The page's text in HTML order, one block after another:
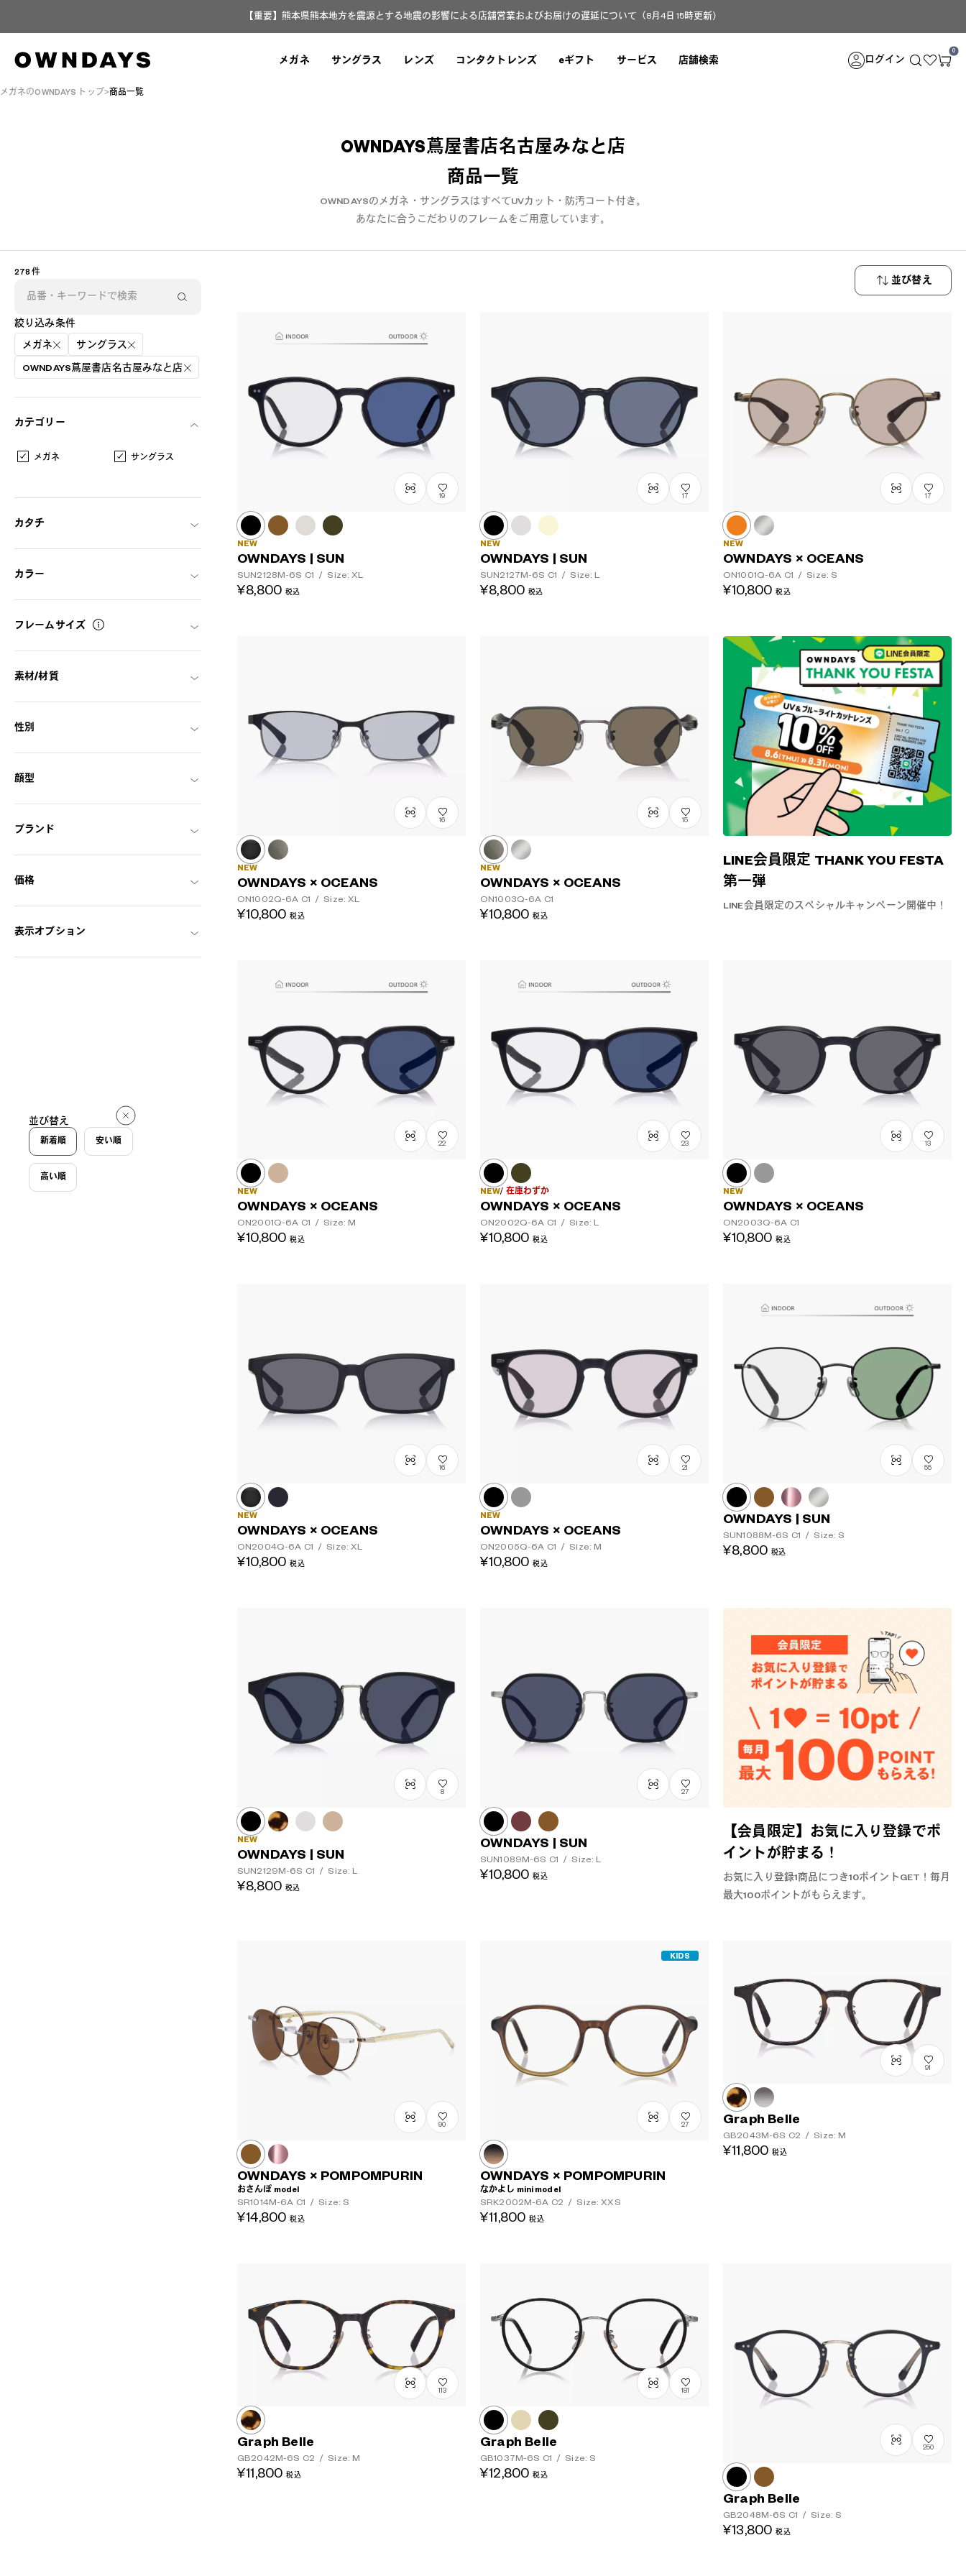
【重要】熊本県熊本地方を震源とする地震の影響による店舗営業およびお届けの遅延について（8月4日 15時更新）
メガネ サングラス レンズ コンタクトレンズ eギフト サービス 店舗検索 ログイン
0
メガネのOWNDAYS トップ 商品一覧
OWNDAYS蔦屋書店名古屋みなと店
商品一覧
OWNDAYSのメガネ・サングラスはすべてUVカット・防汚コート付き。
あなたに合うこだわりのフレームをご用意しています。
278 件
絞り込み条件
メガネ サングラス
OWNDAYS蔦屋書店名古屋みなと店
カテゴリー
メガネ サングラス
カタチ
カラー
フレームサイズ
素材/材質
性別
顔型
ブランド
価格
表示オプション
並び替え
新着順 安い順
高い順
並び替え
【会員限定】お気に入り登録でポ
イントが貯まる！
お気に入り登録1商品につき10ポイントGET！毎月
最大100ポイントがもらえます。
LINE会員限定 THANK YOU FESTA
第一弾
LINE会員限定のスペシャルキャンペーン開催中！
19
NEW
OWNDAYS | SUN
SUN2128M-6S C1 / Size: XL
¥8,800 税込
17
NEW
OWNDAYS | SUN
SUN2127M-6S C1 / Size: L
¥8,800 税込
17
NEW
OWNDAYS × OCEANS
ON1001Q-6A C1 / Size: S
¥10,800 税込
16
NEW
OWNDAYS × OCEANS
ON1002Q-6A C1 / Size: XL
¥10,800 税込
15
NEW
OWNDAYS × OCEANS
ON1003Q-6A C1
¥10,800 税込
22
NEW
OWNDAYS × OCEANS
ON2001Q-6A C1 / Size: M
¥10,800 税込
23
NEW 在庫わずか
OWNDAYS × OCEANS
ON2002Q-6A C1 / Size: L
¥10,800 税込
13
NEW
OWNDAYS × OCEANS
ON2003Q-6A C1
¥10,800 税込
16
NEW
OWNDAYS × OCEANS
ON2004Q-6A C1 / Size: XL
¥10,800 税込
21
NEW
OWNDAYS × OCEANS
ON2005Q-6A C1 / Size: M
¥10,800 税込
55
OWNDAYS | SUN
SUN1088M-6S C1 / Size: S
¥8,800 税込
8
NEW
OWNDAYS | SUN
SUN2129M-6S C1 / Size: L
¥8,800 税込
27
OWNDAYS | SUN
SUN1089M-6S C1 / Size: L
¥10,800 税込
90
OWNDAYS × POMPOMPURIN
おさんぽ model
SR1014M-6A C1 / Size: S
¥14,800 税込
KIDS
27
OWNDAYS × POMPOMPURIN
なかよし mini model
SRK2002M-6A C2 / Size: XXS
¥11,800 税込
91
Graph Belle
GB2043M-6S C2 / Size: M
¥11,800 税込
113
Graph Belle
GB2042M-6S C2 / Size: M
¥11,800 税込
181
Graph Belle
GB1037M-6S C1 / Size: S
¥12,800 税込
250
Graph Belle
GB2048M-6S C1 / Size: S
¥13,800 税込
レンズカラー